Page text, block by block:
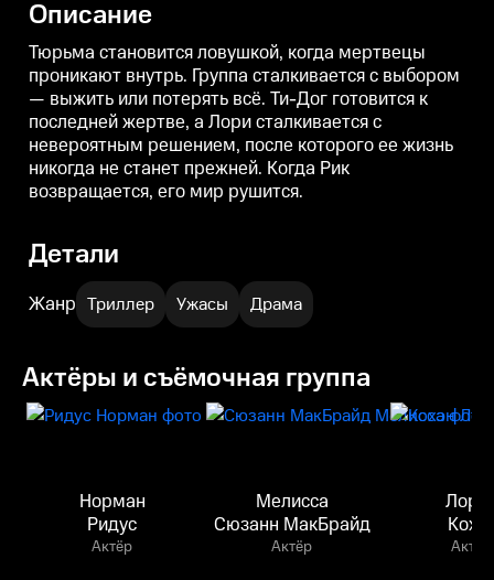
появляются выжившие
заключенные, наблюдающие за
отчаянной борьбой.
Описание
Тюрьма становится ловушкой, когда мертвецы
проникают внутрь. Группа сталкивается с выбором
— выжить или потерять всё. Ти-Дог готовится к
последней жертве, а Лори сталкивается с
невероятным решением, после которого ее жизнь
никогда не станет прежней. Когда Рик
возвращается, его мир рушится.
Детали
Жанр Триллер Ужасы Драма
Актёры и съёмочная группа
Норман
Ридус
Актёр
Мелисса
Сюзанн МакБрайд
Актёр Актёр